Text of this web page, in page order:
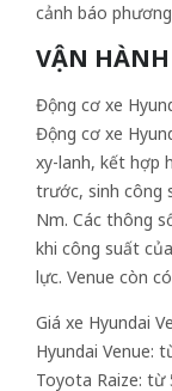
cảnh báo
VẬN HÀNH
Động cơ xe
Động cơ xe
xy-lanh, kết hợp
trước, sinh công
Nm. Các thông
khi công suất
lực. Venue còn
Giá xe Hyundai
Hyundai Venue:
Toyota Raize: từ